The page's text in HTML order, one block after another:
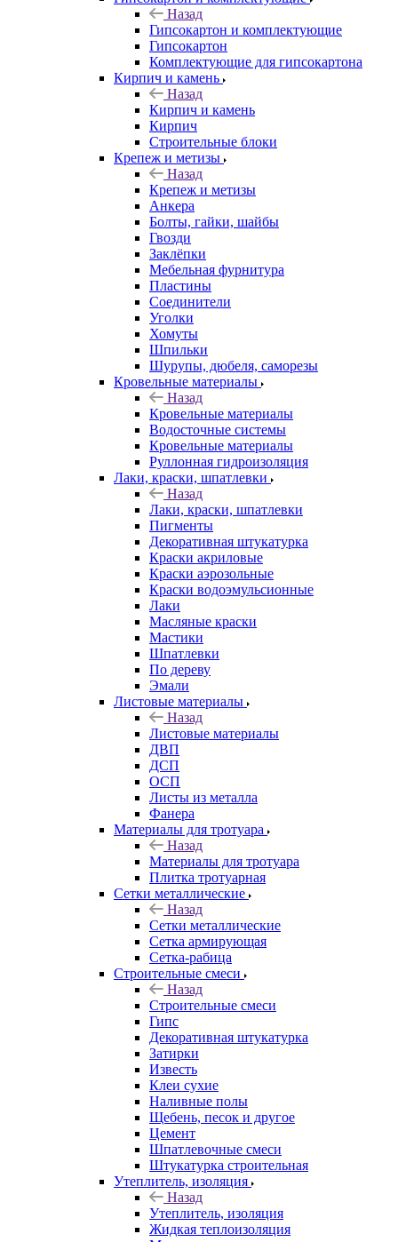
Назад
Гипсокартон и комплектующие
Гипсокартон
Комплектующие для гипсокартона
Кирпич и камень
Назад
Кирпич и камень
Кирпич
Строительные блоки
Крепеж и метизы
Назад
Крепеж и метизы
Анкера
Болты, гайки, шайбы
Гвозди
Заклёпки
Мебельная фурнитура
Пластины
Соединители
Уголки
Хомуты
Шпильки
Шурупы, дюбеля, саморезы
Кровельные материалы
Назад
Кровельные материалы
Водосточные системы
Кровельные материалы
Руллонная гидроизоляция
Лаки, краски, шпатлевки
Назад
Лаки, краски, шпатлевки
Пигменты
Декоративная штукатурка
Краски акриловые
Краски аэрозольные
Краски водоэмульсионные
Лаки
Масляные краски
Мастики
Шпатлевки
По дереву
Эмали
Листовые материалы
Назад
Листовые материалы
ДВП
ДСП
ОСП
Листы из металла
Фанера
Материалы для тротуара
Назад
Материалы для тротуара
Плитка тротуарная
Сетки металлические
Назад
Сетки металлические
Сетка армирующая
Сетка-рабица
Строительные смеси
Назад
Строительные смеси
Гипс
Декоративная штукатурка
Затирки
Известь
Клеи сухие
Наливные полы
Щебень, песок и другое
Цемент
Шпатлевочные смеси
Штукатурка строительная
Утеплитель, изоляция
Назад
Утеплитель, изоляция
Жидкая теплоизоляция